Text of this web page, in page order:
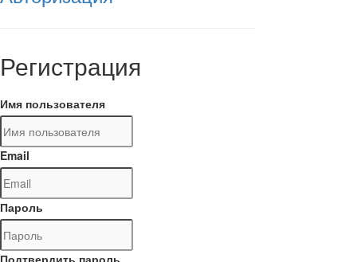
Регистрация
Имя пользователя
Email
Пароль
Подтвердить пароль